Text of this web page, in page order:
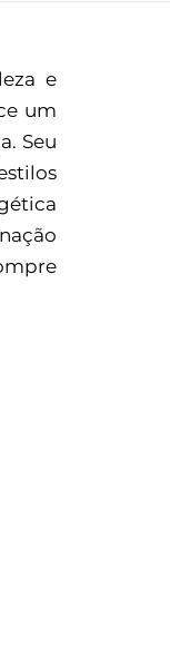
e
um
Seu